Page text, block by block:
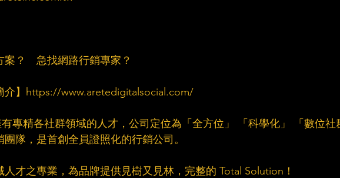
？　急找網路行銷專家？​
介】https://www.aretedigitalsocial.com/​
專精各社群領域的人才，公司定位為「全方位」 「科學化」 「數位社
隊，是首創全員證照化的行銷公司。​
才之專業，為品牌提供見樹又見林，完整的 Total Solution！​